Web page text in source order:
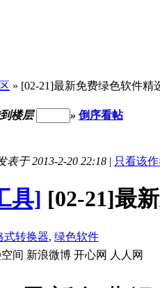
» [02-21]最新免费绿色软件
楼层 » 倒序看帖
表于 2013-2-20 22:18 | 只看该
具] [02-21]最
式转换器, 绿色软件
间 新浪微博 开心网 人人网